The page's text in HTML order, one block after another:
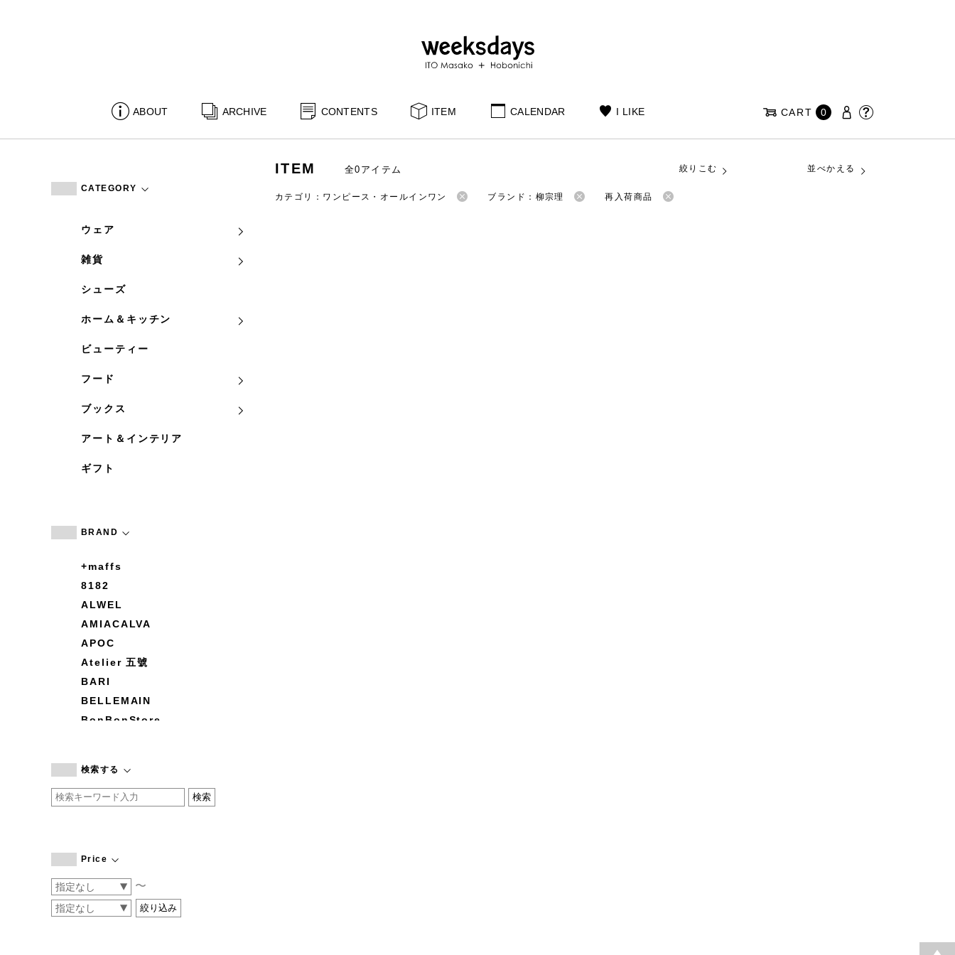
ABOUT ARCHIVE CONTENTS ITEM CALENDAR I LIKE CART 0
CATEGORY
ウェア
雑貨
シューズ
ホーム＆キッチン
ビューティー
フード
ブックス
アート＆インテリア
ギフト
BRAND
+maffs
8182
ALWEL
AMIACALVA
APOC
Atelier 五號
BARI
BELLEMAIN
BonBonStore
by basics
CATWORTH
COGTHEBIGSMOKE
CONVERSE
DEAN & DELUCA
検索する
Price
〜
ITEM 全0アイテム 絞りこむ 並べかえる
カテゴリ：ワンピース・オールインワン ブランド：柳宗理 再入荷商品